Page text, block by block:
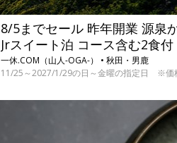
8/5までセール 昨年開業 源泉
Jrスイート泊 コース含む2食付
一休.COM（山人-OGA-） • 秋田・男鹿
11/25～2027/1/29の日～金曜の指定日 ※価